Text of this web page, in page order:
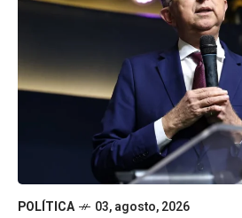
POLÍTICA 03, agosto, 2026